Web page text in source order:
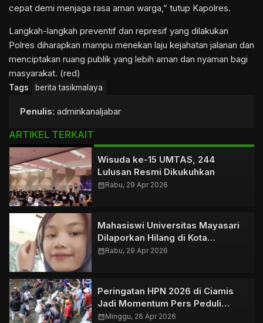
cepat demi menjaga rasa aman warga,” tutup Kapolres.
Langkah-langkah preventif dan represif yang dilakukan
Polres diharapkan mampu menekan laju kejahatan jalanan dan
menciptakan ruang publik yang lebih aman dan nyaman bagi
masyarakat. (red)
Tags berita tasikmalaya
Penulis: adminkanaljabar
ARTIKEL TERKAIT
Wisuda ke-15 UMTAS, 244
Lulusan Resmi Dikukuhkan
calendar_monthRabu, 29 Apr 2026
Mahasiswi Universitas Mayasari
Dilaporkan Hilang di Kota
Tasikmalaya
calendar_monthRabu, 29 Apr 2026
Peringatan HPN 2026 di Ciamis
Jadi Momentum Pers Peduli
Lingkungan
calendar_monthMinggu, 26 Apr 2026